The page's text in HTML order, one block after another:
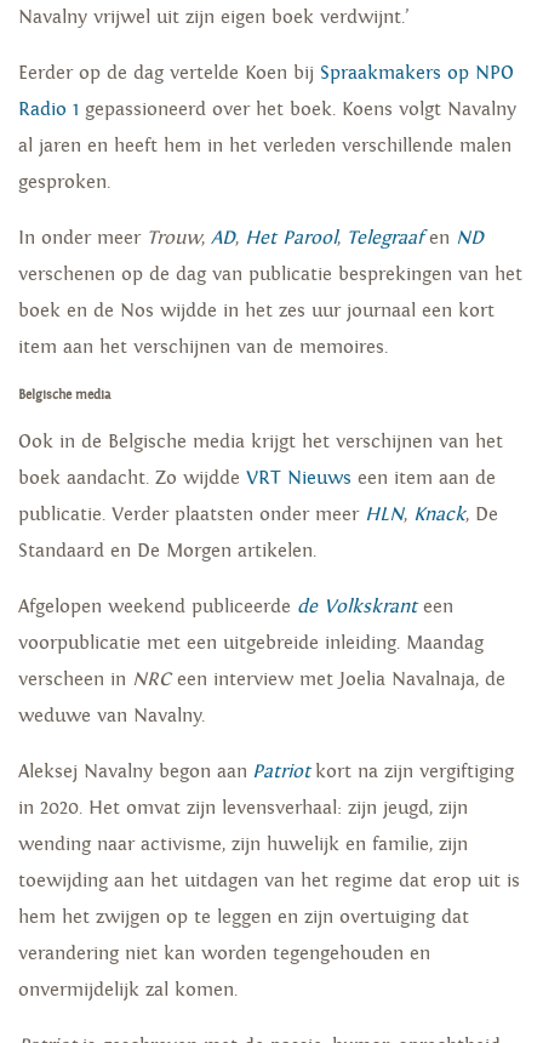
Navalny vrijwel uit zijn eigen boek verdwijnt.’
Eerder op de dag vertelde Koen bij Spraakmakers op NPO
Radio 1 gepassioneerd over het boek. Koens volgt Navalny
al jaren en heeft hem in het verleden verschillende malen
gesproken.
In onder meer Trouw, AD, Het Parool, Telegraafen ND
verschenen op de dag van publicatie besprekingen van het
boek en de Nos wijdde in het zes uur journaal een kort
item aan het verschijnen van de memoires.
Belgische media
Ook in de Belgische media krijgt het verschijnen van het
boek aandacht. Zo wijdde VRT Nieuws een item aan de
publicatie. Verder plaatsten onder meer HLN, Knack, De
Standaard en De Morgen artikelen.
Afgelopen weekend publiceerde de Volkskranteen
voorpublicatie met een uitgebreide inleiding. Maandag
verscheen in NRCeen interview met Joelia Navalnaja, de
weduwe van Navalny.
Aleksej Navalny begon aan Patriotkort na zijn vergiftiging
in 2020. Het omvat zijn levensverhaal: zijn jeugd, zijn
wending naar activisme, zijn huwelijk en familie, zijn
toewijding aan het uitdagen van het regime dat erop uit is
hem het zwijgen op te leggen en zijn overtuiging dat
verandering niet kan worden tegengehouden en
onvermijdelijk zal komen.